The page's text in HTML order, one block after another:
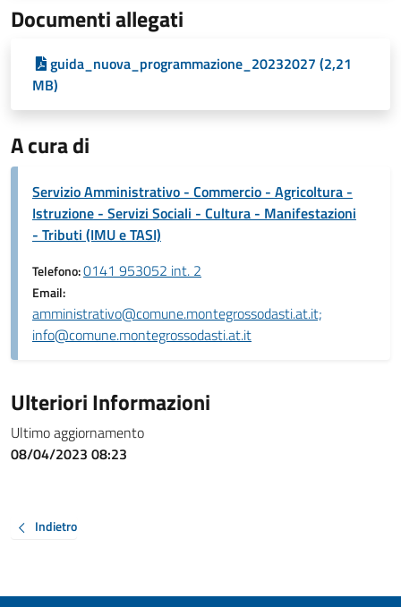
Documenti allegati
guida_nuova_programmazione_20232027 (2,21
MB)
A cura di
Servizio Amministrativo - Commercio - Agricoltura -
Istruzione - Servizi Sociali - Cultura - Manifestazioni
- Tributi (IMU e TASI)
Telefono:0141 953052 int. 2
Email:
amministrativo@comune.montegrossodasti.at.it;
info@comune.montegrossodasti.at.it
Ulteriori Informazioni
Ultimo aggiornamento
08/04/2023 08:23
Indietro